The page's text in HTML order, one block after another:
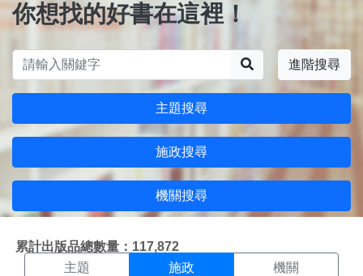
你想找的好書在這裡！
進階搜尋
主題搜尋
施政搜尋
機關搜尋
累計出版品總數量：117,872
施政搜尋結果頁面
主題 施政 機關